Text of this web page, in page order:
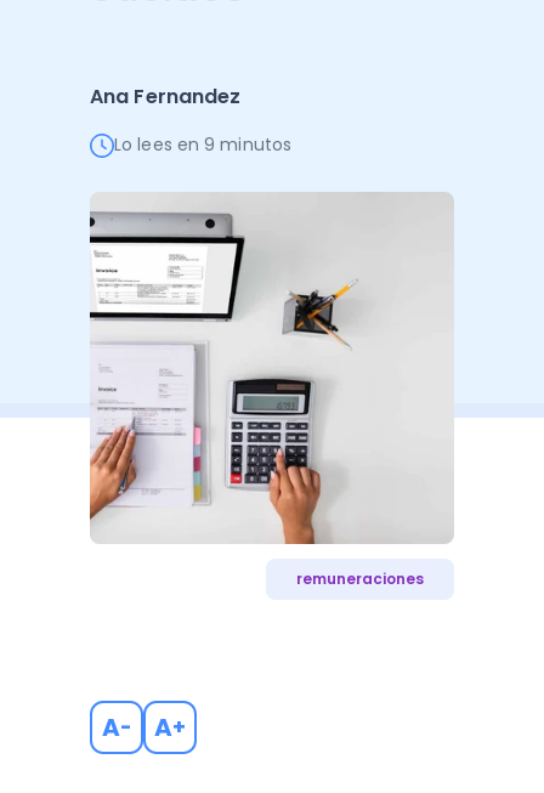
Ver todo
Ver TodoAna Fernandez
Lo lees en 9 minutos
remuneraciones
A- A+